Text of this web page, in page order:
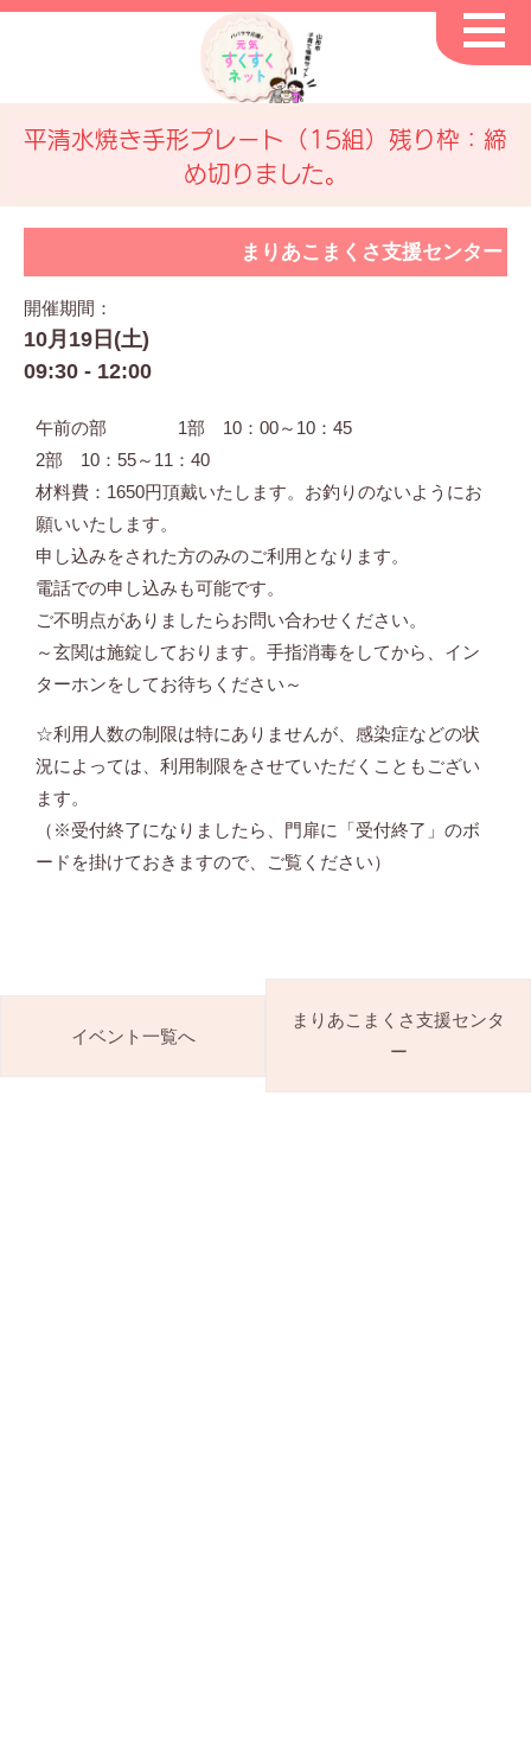
平清水焼き手形プレート（15組）残り枠：締
め切りました。
まりあこまくさ支援センター
開催期間：
10月19日(土)
09:30 - 12:00
午前の部 1部 10：00～10：45
2部 10：55～11：40
材料費：1650円頂戴いたします。お釣りのないようにお
願いいたします。
申し込みをされた方のみのご利用となります。
電話での申し込みも可能です。
ご不明点がありましたらお問い合わせください。
～玄関は施錠しております。手指消毒をしてから、イン
ターホンをしてお待ちください～
☆利用人数の制限は特にありませんが、感染症などの状
況によっては、利用制限をさせていただくこともござい
ます。
（※受付終了になりましたら、門扉に「受付終了」のボ
ードを掛けておきますので、ご覧ください）
イベント一覧へ
まりあこまくさ支援センタ
ー